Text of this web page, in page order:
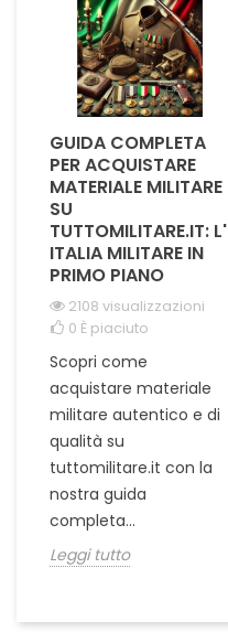
GUIDA COMPLETA
PER ACQUISTARE
MATERIALE MILITARE
SU
TUTTOMILITARE.IT: L'
ITALIA MILITARE IN
PRIMO PIANO
2108 visualizzazioni
0 È piaciuto
Scopri come
acquistare materiale
militare autentico e di
qualità su
tuttomilitare.it con la
nostra guida
completa...
Leggi tutto